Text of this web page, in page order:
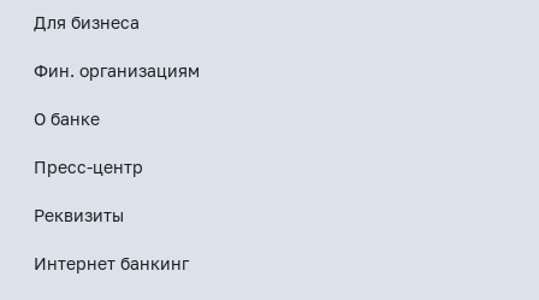
Для бизнеса
Фин. организациям
О банке
Пресс-центр
Реквизиты
Интернет банкинг